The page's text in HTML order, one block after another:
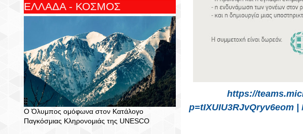
ΕΛΛΑΔΑ - ΚΟΣΜΟΣ
Ο Όλυμπος ομόφωνα στον Κατάλογο
Παγκόσμιας Κληρονομιάς της UNESCO
https://
p=tIXUIU3RJvQryv6eom |